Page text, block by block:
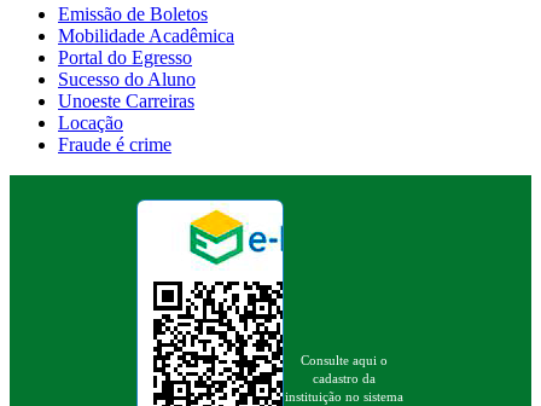
Emissão de Boletos
Mobilidade Acadêmica
Portal do Egresso
Sucesso do Aluno
Unoeste Carreiras
Locação
Fraude é crime
Consulte aqui o
cadastro da
instituição no sistema